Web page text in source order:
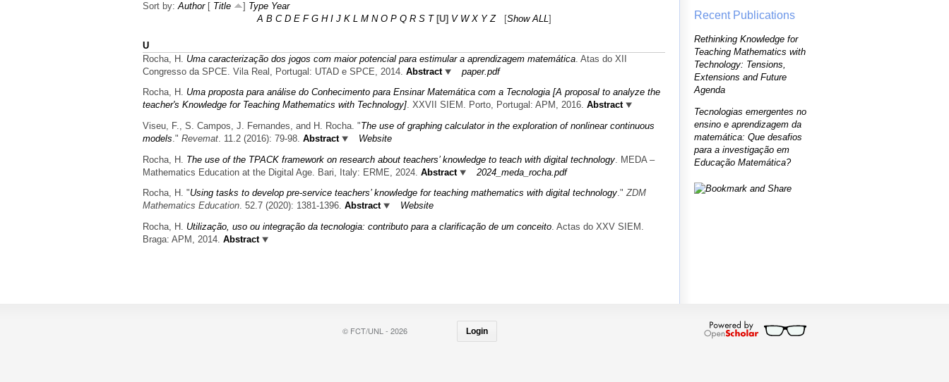
Sort by:Author[ Title ] Type Year
A B C D E F G H I J K L M N O P Q R S T [U] V W X Y Z[Show ALL]
U
Rocha, H. Uma caracterização dos jogos com maior potencial para estimular a aprendizagem matemática . Atas do XII
Congresso da SPCE. Vila Real, Portugal: UTAD e SPCE, 2014. Abstract
paper.pdf
Rocha, H. Uma proposta para análise do Conhecimento para Ensinar Matemática com a Tecnologia [A proposal to analyze the
teacher's Knowledge for Teaching Mathematics with Technology]. XXVII SIEM. Porto, Portugal: APM, 2016. Abstract
Viseu, F., S. Campos, J. Fernandes, and H. Rocha. "The use of graphing calculator in the exploration of nonlinear continuous
models ." Revemat . 11.2 (2016): 79-98. Abstract
Website
Rocha, H. The use of the TPACK framework on research about teachers’ knowledge to teach with digital technology . MEDA –
Mathematics Education at the Digital Age. Bari, Italy: ERME, 2024. Abstract
2024_meda_rocha.pdf
Rocha, H. "Using tasks to develop pre-service teachers’ knowledge for teaching mathematics with digital technology."ZDM
Mathematics Education. 52.7 (2020): 1381-1396. Abstract
Website
Rocha, H.
Utilização, uso ou integração da tecnologia: contributo para a clarificação de um conceito . Actas do XXV SIEM.
Braga: APM, 2014. Abstract
Recent Publications
Rethinking Knowledge for
Teaching Mathematics with
Technology: Tensions,
Extensions and Future
Agenda
Tecnologias emergentes no
ensino e aprendizagem da
matemática: Que desafios
para a investigação em
Educação Matemática?
© FCT/UNL - 2026 Login